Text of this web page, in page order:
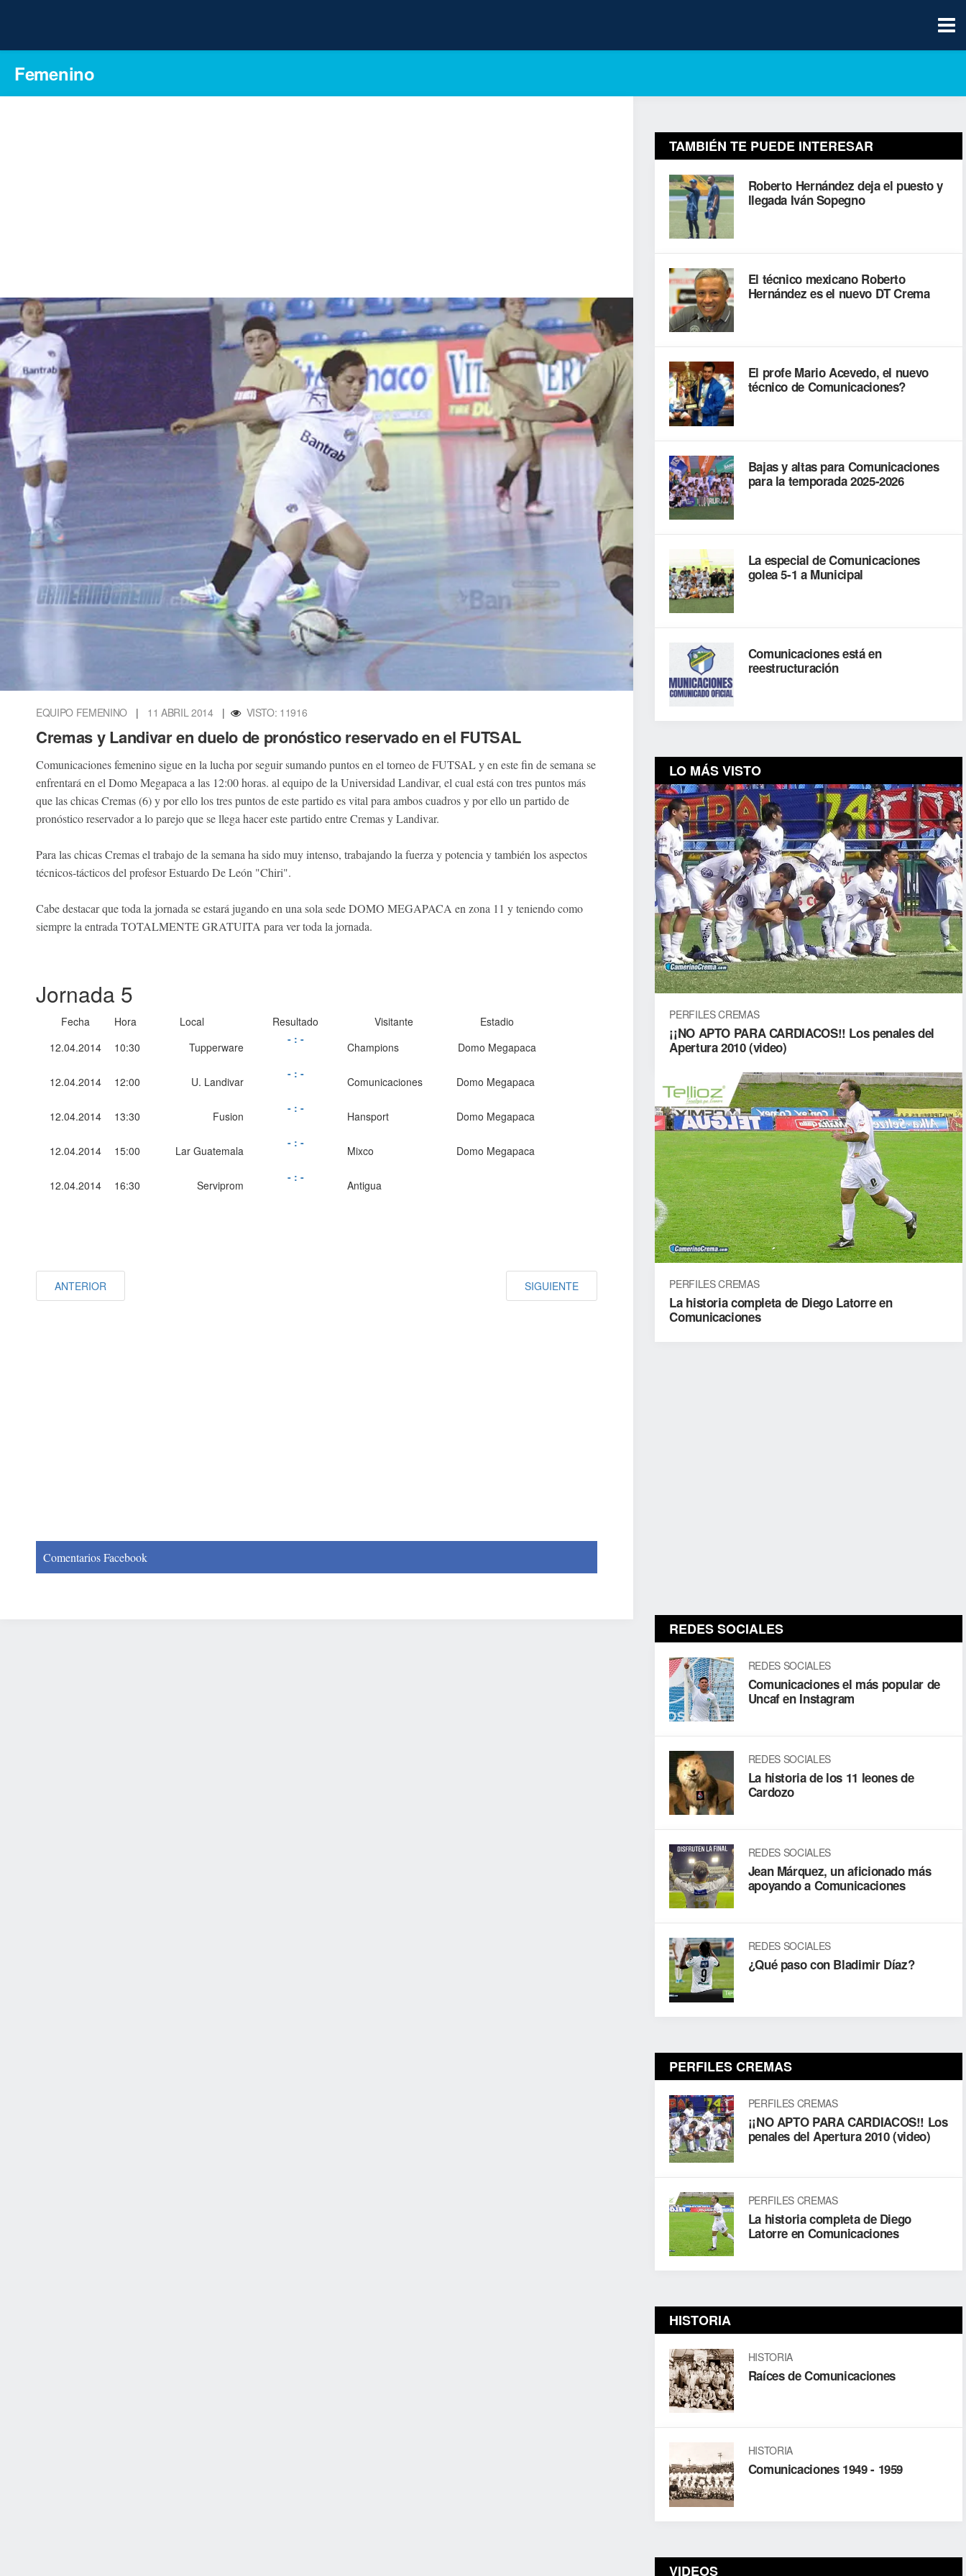
Femenino
EQUIPO FEMENINO | 11 ABRIL 2014 | VISTO: 11916
Cremas y Landivar en duelo de pronóstico reservado en el FUTSAL
Comunicaciones femenino sigue en la lucha por seguir sumando puntos en el torneo de FUTSAL y en este fin de semana se
enfrentará en el Domo Megapaca a las 12:00 horas. al equipo de la Universidad Landivar, el cual está con tres puntos más
que las chicas Cremas (6) y por ello los tres puntos de este partido es vital para ambos cuadros y por ello un partido de
pronóstico reservador a lo parejo que se llega hacer este partido entre Cremas y Landivar.
Para las chicas Cremas el trabajo de la semana ha sido muy intenso, trabajando la fuerza y potencia y también los aspectos
técnicos-tácticos del profesor Estuardo De León "Chiri".
Cabe destacar que toda la jornada se estará jugando en una sola sede DOMO MEGAPACA en zona 11 y teniendo como
siempre la entrada TOTALMENTE GRATUITA para ver toda la jornada.
Jornada 5
Fecha Hora Local Resultado Visitante
Estadio
12.04.2014
10:30 Tupperware
- : -
Champions Domo Megapaca
12.04.2014 12:00 U. Landivar
- : -
Comunicaciones Domo Megapaca
12.04.2014 13:30 Fusion
- : -
Hansport Domo Megapaca
12.04.2014 15:00 Lar Guatemala
- : -
Mixco Domo Megapaca
12.04.2014 16:30 Serviprom
- : -
Antigua
ANTERIOR SIGUIENTE
Comentarios Facebook
TAMBIÉN TE PUEDE INTERESAR
Roberto Hernández deja el puesto y
llegada Iván Sopegno
El técnico mexicano Roberto
Hernández es el nuevo DT Crema
El profe Mario Acevedo, el nuevo
técnico de Comunicaciones?
Bajas y altas para Comunicaciones
para la temporada 2025-2026
La especial de Comunicaciones
golea 5-1 a Municipal
Comunicaciones está en
reestructuración
LO MÁS VISTO
PERFILES CREMAS
¡¡NO APTO PARA CARDIACOS!! Los penales del
Apertura 2010 (video)
PERFILES CREMAS
La historia completa de Diego Latorre en
Comunicaciones
REDES SOCIALES
REDES SOCIALES
Comunicaciones el más popular de
Uncaf en Instagram
REDES SOCIALES
La historia de los 11 leones de
Cardozo
REDES SOCIALES
Jean Márquez, un aficionado más
apoyando a Comunicaciones
REDES SOCIALES
¿Qué paso con Bladimir Díaz?
PERFILES CREMAS
PERFILES CREMAS
¡¡NO APTO PARA CARDIACOS!! Los
penales del Apertura 2010 (video)
PERFILES CREMAS
La historia completa de Diego
Latorre en Comunicaciones
HISTORIA
HISTORIA
Raíces de Comunicaciones
HISTORIA
Comunicaciones 1949 - 1959
VIDEOS